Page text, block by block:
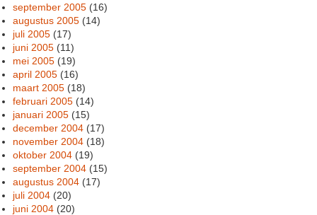
september 2005 (16)
augustus 2005 (14)
juli 2005 (17)
juni 2005 (11)
mei 2005 (19)
april 2005 (16)
maart 2005 (18)
februari 2005 (14)
januari 2005 (15)
december 2004 (17)
november 2004 (18)
oktober 2004 (19)
september 2004 (15)
augustus 2004 (17)
juli 2004 (20)
juni 2004 (20)